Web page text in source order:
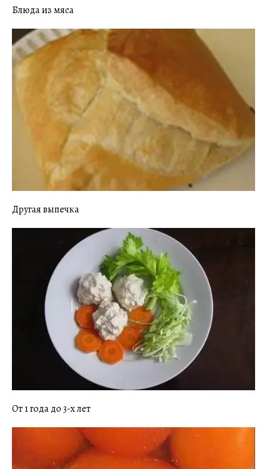
Блюда из мяса
Другая выпечка
От 1 года до 3-х лет